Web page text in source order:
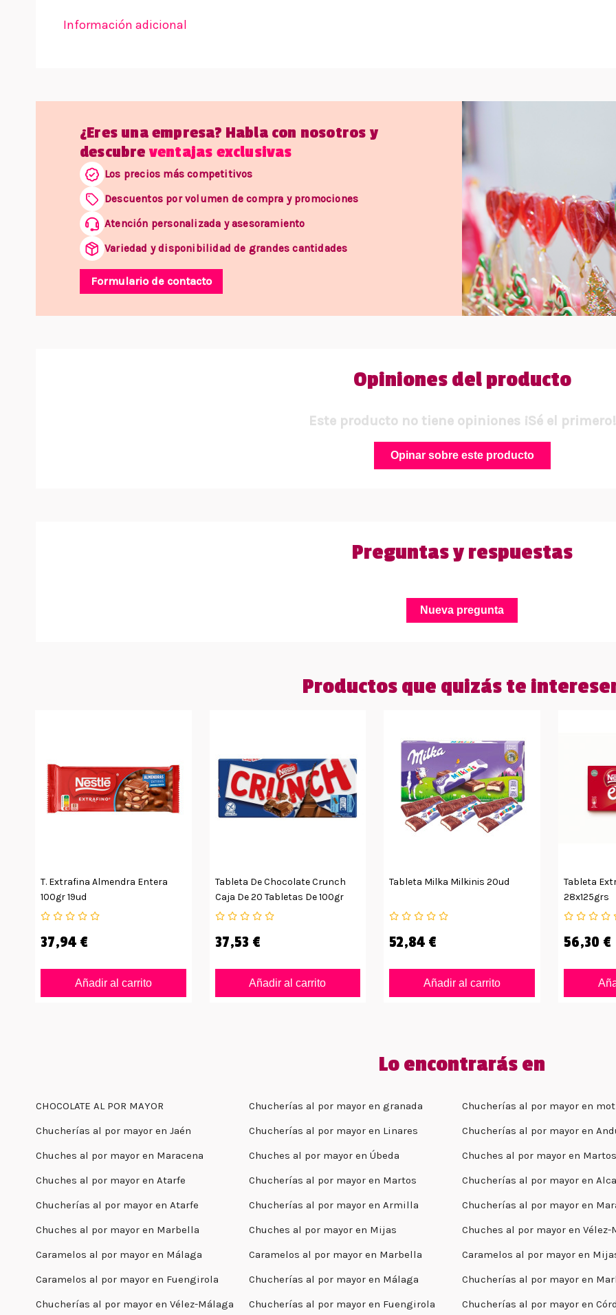
Información adicional
¿Eres una empresa? Habla con nosotros y
descubreventajas exclusivas
Los precios más competitivos
Descuentos por volumen de compra y promociones
Atención personalizada y asesoramiento
Variedad y disponibilidad de grandes cantidades
Formulario de contacto
Opiniones del producto
Este producto no tiene opiniones ¡Sé el primero!
Opinar sobre este producto
Preguntas y respuestas
Nueva pregunta
Productos que quizás te
T. Extrafina Almendra Entera
100gr 19ud
37,94 €
Añadir al carrito
Tableta De Chocolate Crunch
Caja De 20 Tabletas De 100gr
37,53 €
Añadir al carrito
Tableta Milka Milkinis 20ud
52,84 €
Añadir al carrito
Tableta
28x125grs
56,30 €
Lo encontrarás en
CHOCOLATE AL POR MAYOR Chucherías al por mayor en granada
Chucherías al por mayor en
Chucherías al por mayor en Jaén
Chucherías al por mayor en Linares
Chucherías al por mayor en
Chuches al por mayor en Maracena
Chuches al por mayor en Úbeda
Chuches al por mayor en Martos
Chuches al por mayor en Atarfe
Chucherías al por mayor en Martos
Chucherías al por mayor en
Chucherías al por mayor en Atarfe
Chucherías al por mayor en Armilla
Chucherías al por mayor en
Chuches al por mayor en Marbella
Chuches al por mayor en Mijas
Chuches al por mayor en Vélez-
Caramelos al por mayor en Málaga
Caramelos al por mayor en Marbella
Caramelos al por mayor en
Caramelos al por mayor en Fuengirola
Chucherías al por mayor en Málaga
Chucherías al por mayor en
Chucherías al por mayor en Vélez-Málaga
Chucherías al por mayor en Fuengirola Chucherías al por mayor en